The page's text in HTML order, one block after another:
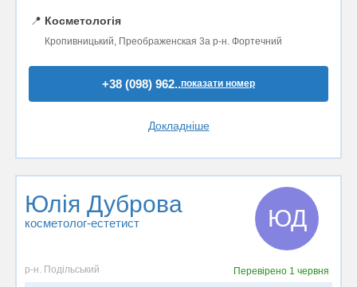
📍 Косметологія
Кропивницький, Преображенская 3а р-н. Фортечний
+38 (098) 962..показати номер
Докладніше
Юлія Дуброва
косметолог-естетист ЮД
р-н. Подільський Перевірено 1 червня